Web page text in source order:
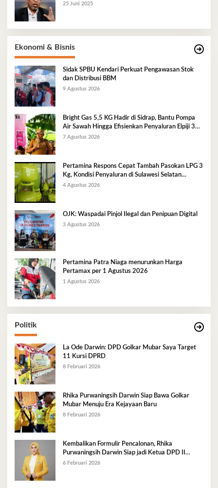
25 Juni 2025
Ekonomi & Bisnis
Sidak SPBU Kendari Perkuat Pengawasan Stok
dan Distribusi BBM
9 Agustus 2026
Bright Gas 5,5 KG Hadir di Sidrap, Bantu Pompa
Air Sawah Hingga Efisienkan Penyaluran Elpiji 3
Kg
7 Agustus 2026
Pertamina Respons Cepat Tambah Pasokan LPG 3
Kg, Kondisi Penyaluran di Sulawesi Selatan
Berlangsung Kondusif
4 Agustus 2026
OJK: Waspadai Pinjol Ilegal dan Penipuan Digital
3 Agustus 2026
Pertamina Patra Niaga menurunkan Harga
Pertamax per 1 Agustus 2026
1 Agustus 2026
Politik
La Ode Darwin: DPD Golkar Mubar Saya Target
11 Kursi DPRD
8 Februari 2026
Rhika Purwaningsih Darwin Siap Bawa Golkar
Mubar Menuju Era Kejayaan Baru
8 Februari 2026
Kembalikan Formulir Pencalonan, Rhika
Purwaningsih Darwin Siap jadi Ketua DPD II
Golkar Mubar
6 Februari 2026